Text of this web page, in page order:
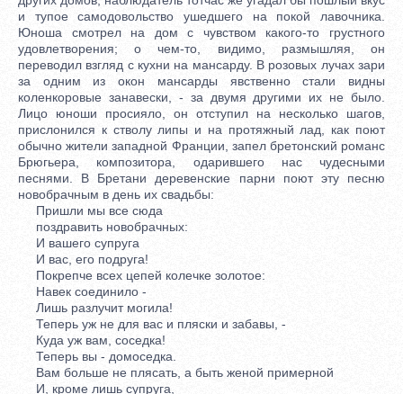
и тупое самодовольство ушедшего на покой лавочника.
Юноша смотрел на дом с чувством какого-то грустного
удовлетворения; о чем-то, видимо, размышляя, он
переводил взгляд с кухни на мансарду. В розовых лучах зари
за одним из окон мансарды явственно стали видны
коленкоровые занавески, - за двумя другими их не было.
Лицо юноши просияло, он отступил на несколько шагов,
прислонился к стволу липы и на протяжный лад, как поют
обычно жители западной Франции, запел бретонский романс
Брюгьера, композитора, одарившего нас чудесными
песнями. В Бретани деревенские парни поют эту песню
новобрачным в день их свадьбы:
Пришли мы все сюда
поздравить новобрачных:
И вашего супруга
И вас, его подруга!
Покрепче всех цепей колечке золотое:
Навек соединило -
Лишь разлучит могила!
Теперь уж не для вас и пляски и забавы, -
Куда уж вам, соседка!
Теперь вы - домоседка.
Вам больше не плясать, а быть женой примерной
И, кроме лишь супруга,